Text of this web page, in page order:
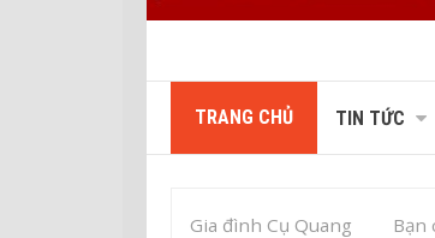
TRANG CHỦ TIN TỨC
Gia đình Cụ Quang Bạn